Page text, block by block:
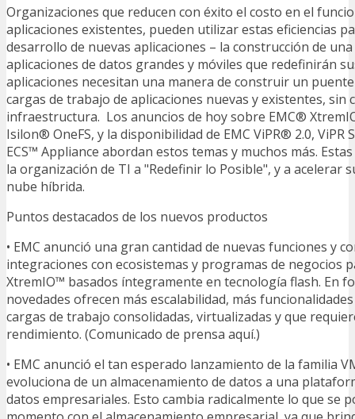
Organizaciones que reducen con éxito el costo en el
aplicaciones existentes, pueden utilizar estas eficiencias
desarrollo de nuevas aplicaciones – la construcción de
aplicaciones de datos grandes y móviles que redefinirán
aplicaciones necesitan una manera de construir un
cargas de trabajo de aplicaciones nuevas y existentes, sin
infraestructura. Los anuncios de hoy sobre EMC®
Isilon® OneFS, y la disponibilidad de EMC ViPR® 2.0, ViPR
ECS™ Appliance abordan estos temas y muchos más.
la organización de TI a "Redefinir lo Posible", y a acelerar
nube híbrida.
Puntos destacados de los nuevos productos
• EMC anunció una gran cantidad de nuevas funciones y
integraciones con ecosistemas y programas de negocios
XtremIO™ basados íntegramente en tecnología flash. En
novedades ofrecen más escalabilidad, más
cargas de trabajo consolidadas, virtualizadas y que
rendimiento. (Comunicado de prensa aquí.)
• EMC anunció el tan esperado lanzamiento de la familia
evoluciona de un almacenamiento de datos a una
datos empresariales. Esto cambia radicalmente lo que se